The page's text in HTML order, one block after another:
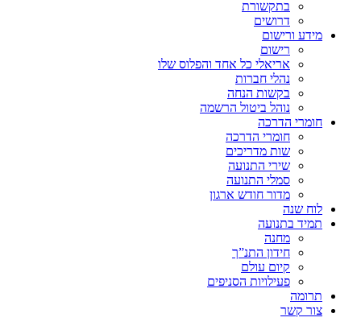
בתקשורת
דרושים
מידע ורישום
רישום
אריאלי כל אחד והפלוס שלו
נהלי חברות
בקשות הנחה
נוהל ביטול הרשמה
חומרי הדרכה
חומרי הדרכה
שות מדריכים
שירי התנועה
סמלי התנועה
מדור חודש ארגון
לוח שנה
תמיד בתנועה
מחנה
חידון התנ”ך
קיום עולם
פעילויות הסניפים
תרומה
צור קשר